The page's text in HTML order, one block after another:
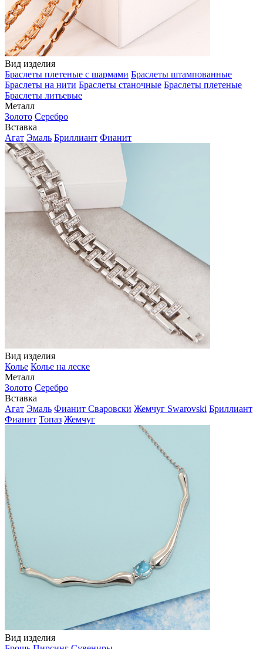
Вид изделия
Браслеты плетеные с шармами Браслеты штампованные
Браслеты на нити Браслеты станочные Браслеты плетеные
Браслеты литьевые
Металл
Золото Серебро
Вставка
Агат Эмаль Бриллиант Фианит
Вид изделия
Колье Колье на леске
Металл
Золото Серебро
Вставка
Агат Эмаль Фианит Сваровски Жемчуг Swarovski Бриллиант
Фианит Топаз Жемчуг
Вид изделия